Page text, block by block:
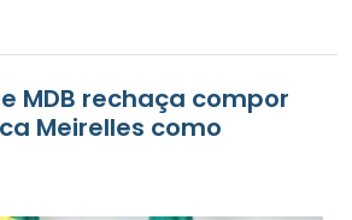
MDB rechaça compor
Meirelles como